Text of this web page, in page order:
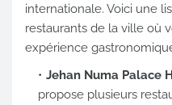
internationale. Voici une
restaurants de la ville où
expérience
Jehan Numa Palace
propose plusieurs